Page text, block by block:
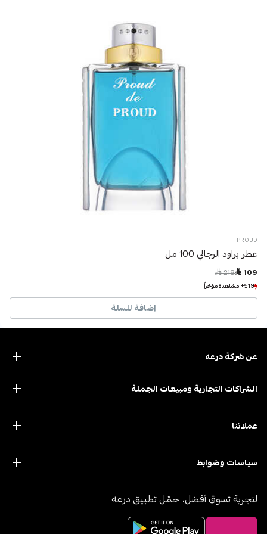
PROUD
عطر براود الرجالي 100 مل
 109
Price reduced from
 218
519+ مشاهدة مؤخراً
552+ بيع مؤخراً
519+ مشاهدة مؤخراً
552+ بيع مؤخراً
إضافة للسلة
عن ﺷﺮﻛﺔ درﻋﻪ
الشراكات التجارية ومبيعات الجملة
عملائنا
سياسات وضوابط
لتجربة تسوق أفضل، حمّل تطبيق درعه